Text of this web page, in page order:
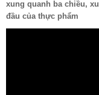
xung quanh ba chiều,
đầu của thực phẩm